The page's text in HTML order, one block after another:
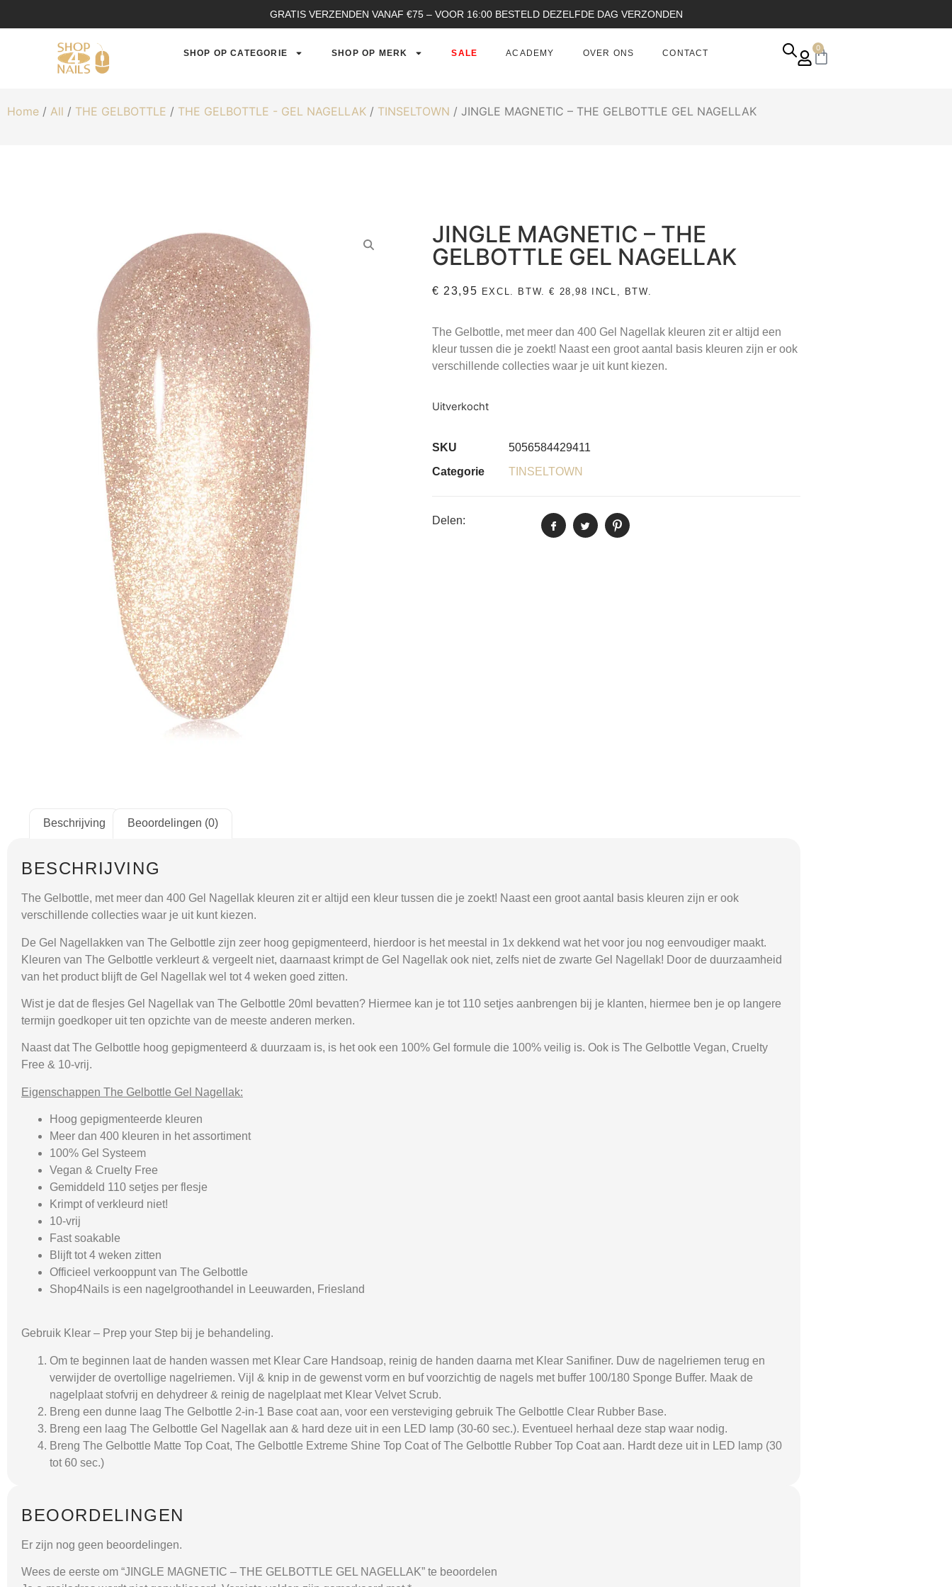
GRATIS VERZENDEN VANAF €75 – VOOR 16:00 BESTELD DEZELFDE DAG VERZONDEN
SHOP OP CATEGORIE SHOP OP MERK SALE ACADEMY OVER ONS CONTACT
0
Home / All / THE GELBOTTLE / THE GELBOTTLE - GEL NAGELLAK / TINSELTOWN / JINGLE MAGNETIC – THE GELBOTTLE GEL NAGELLAK
JINGLE MAGNETIC – THE
GELBOTTLE GEL NAGELLAK
€ 23,95 EXCL. BTW.€ 28,98 INCL, BTW.
The Gelbottle, met meer dan 400 Gel Nagellak kleuren zit er altijd een
kleur tussen die je zoekt! Naast een groot aantal basis kleuren zijn er ook
verschillende collecties waar je uit kunt kiezen.
Uitverkocht
SKU
5056584429411
Categorie
TINSELTOWN
Delen:
Beschrijving Beoordelingen (0)
BESCHRIJVING
The Gelbottle, met meer dan 400 Gel Nagellak kleuren zit er altijd een kleur tussen die je zoekt! Naast een groot aantal basis kleuren zijn er ook
verschillende collecties waar je uit kunt kiezen.
De Gel Nagellakken van The Gelbottle zijn zeer hoog gepigmenteerd, hierdoor is het meestal in 1x dekkend wat het voor jou nog eenvoudiger maakt.
Kleuren van The Gelbottle verkleurt & vergeelt niet, daarnaast krimpt de Gel Nagellak ook niet, zelfs niet de zwarte Gel Nagellak! Door de duurzaamheid
van het product blijft de Gel Nagellak wel tot 4 weken goed zitten.
Wist je dat de flesjes Gel Nagellak van The Gelbottle 20ml bevatten? Hiermee kan je tot 110 setjes aanbrengen bij je klanten, hiermee ben je op langere
termijn goedkoper uit ten opzichte van de meeste anderen merken.
Naast dat The Gelbottle hoog gepigmenteerd & duurzaam is, is het ook een 100% Gel formule die 100% veilig is. Ook is The Gelbottle Vegan, Cruelty
Free & 10-vrij.
Eigenschappen The Gelbottle Gel Nagellak:
Hoog gepigmenteerde kleuren
Meer dan 400 kleuren in het assortiment
100% Gel Systeem
Vegan & Cruelty Free
Gemiddeld 110 setjes per flesje
Krimpt of verkleurd niet!
10-vrij
Fast soakable
Blijft tot 4 weken zitten
Officieel verkooppunt van The Gelbottle
Shop4Nails is een nagelgroothandel in Leeuwarden, Friesland
Gebruik Klear – Prep your Step bij je behandeling.
Om te beginnen laat de handen wassen met Klear Care Handsoap, reinig de handen daarna met Klear Sanifiner. Duw de nagelriemen terug en
verwijder de overtollige nagelriemen. Vijl & knip in de gewenst vorm en buf voorzichtig de nagels met buffer 100/180 Sponge Buffer. Maak de
nagelplaat stofvrij en dehydreer & reinig de nagelplaat met Klear Velvet Scrub.
Breng een dunne laag The Gelbottle 2-in-1 Base coat aan, voor een versteviging gebruik The Gelbottle Clear Rubber Base.
Breng een laag The Gelbottle Gel Nagellak aan & hard deze uit in een LED lamp (30-60 sec.). Eventueel herhaal deze stap waar nodig.
Breng The Gelbottle Matte Top Coat, The Gelbottle Extreme Shine Top Coat of The Gelbottle Rubber Top Coat aan. Hardt deze uit in LED lamp (30
tot 60 sec.)
BEOORDELINGEN
Er zijn nog geen beoordelingen.
Wees de eerste om “JINGLE MAGNETIC – THE GELBOTTLE GEL NAGELLAK” te beoordelen